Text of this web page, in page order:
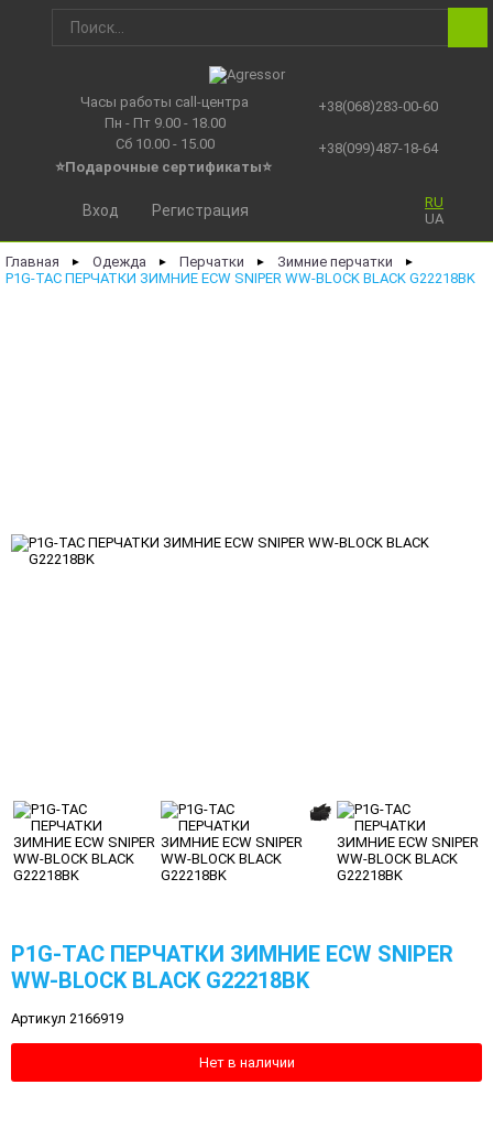
Часы работы call-центра
Пн - Пт 9.00 - 18.00
Сб 10.00 - 15.00
⭐Подарочные сертификаты⭐
+38(068)283-00-60
+38(099)487-18-64
RU
UA
Вход Регистрация
Главная ► Одежда ► Перчатки ► Зимние перчатки ►
P1G-TAC ПЕРЧАТКИ ЗИМНИЕ ECW SNIPER WW-BLOCK BLACK G22218BK
P1G-TAC ПЕРЧАТКИ ЗИМНИЕ ECW SNIPER
WW-BLOCK BLACK G22218BK
Артикул 2166919
Нет в наличии